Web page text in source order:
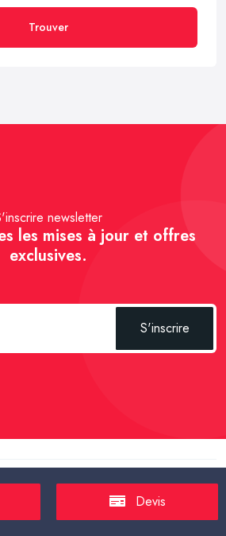
Trouver
newsletter
les mises à jour et offres
exclusives.
S'inscrire
médicalisé
Tarif taxi en France en
pour l' aéroport-Réservez une
Devis